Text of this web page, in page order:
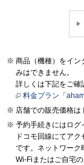
商品（機種）をイン
みはできません。
詳しくは下記をご確
料金プラン「
店舗での販売価格は
予約手続きにはログ
ドコモ回線にてア
です。ネットワーク
Wi-Fiまたはご自宅